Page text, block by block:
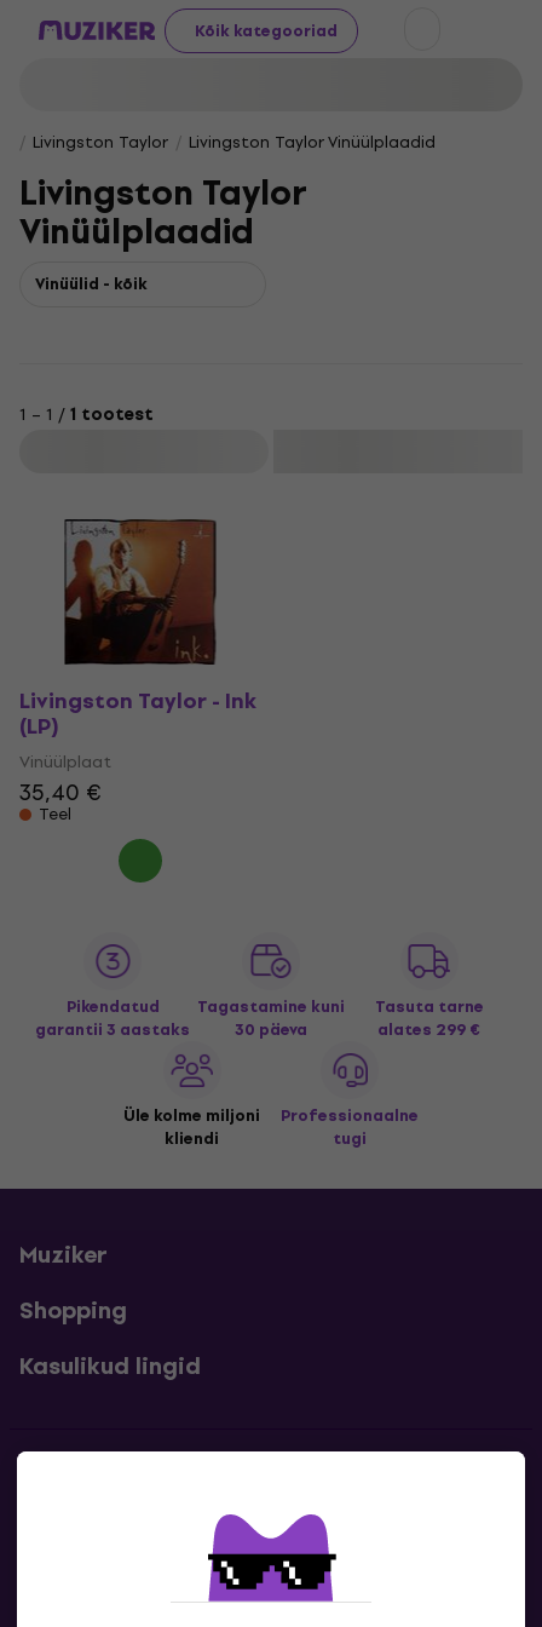
Kõik kategooriad
Livingston Taylor Livingston Taylor Vinüülplaadid
Livingston Taylor
Vinüülplaadid
Vinüülid - kõik
1 – 1 /1 tootest
Livingston Taylor - Ink
(LP)
Vinüülplaat
35,40 €
Teel
Pikendatud
garantii 3 aastaks
Tagastamine kuni
30 päeva
Tasuta tarne
alates 299 €
Üle kolme miljoni
kliendi
Professionaalne
tugi
Muziker
Shopping
Kasulikud lingid
Kontaktandmed